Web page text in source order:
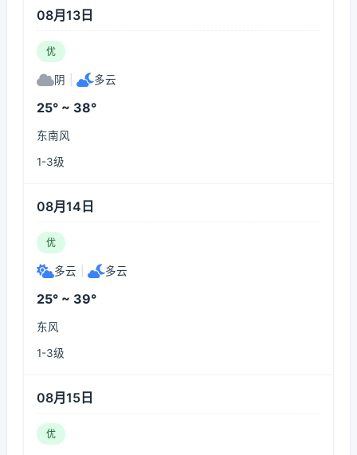
08月13日
优
阴 多云
25° ~ 38°
东南风
1-3级
08月14日
优
多云 多云
25° ~ 39°
东风
1-3级
08月15日
优